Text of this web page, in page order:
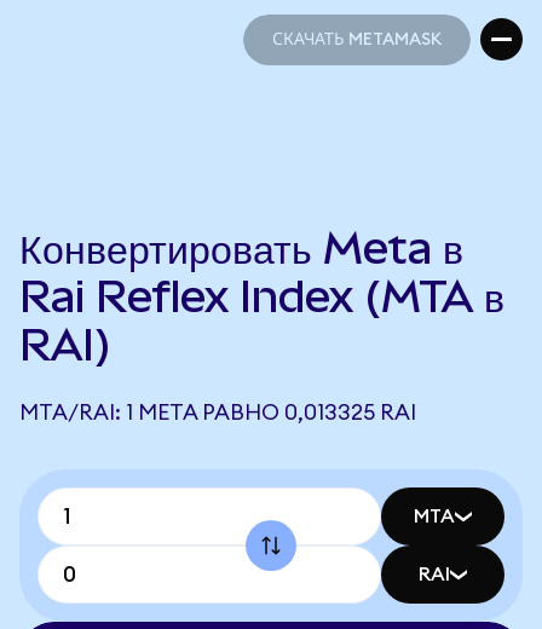
СКАЧАТЬ METAMASK
Конвертировать Meta в
Rai Reflex Index (MTA в
RAI)
MTA/RAI: 1 META РАВНО 0,013325 RAI
MTA
RAI